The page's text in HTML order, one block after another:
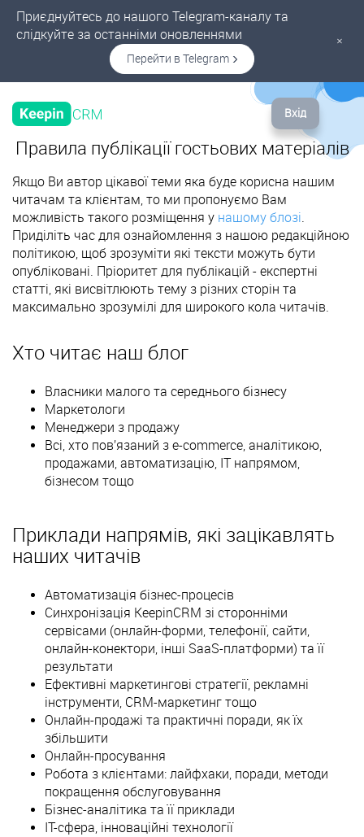
Приєднуйтесь до нашого Telegram-каналу та
слідкуйте за останніми оновленнями
Перейти в Telegram
×
Вхід
Правила публікації гостьових матеріалів
Якщо Ви автор цікавої теми яка буде корисна нашим
читачам та клієнтам, то ми пропонуємо Вам
можливість такого розміщення у нашому блозі.
Приділіть час для ознайомлення з нашою редакційною
політикою, щоб зрозуміти які тексти можуть бути
опубліковані. Пріоритет для публікацій - експертні
статті, які висвітлюють тему з різних сторін та
максимально зрозумілі для широкого кола читачів.
Хто читає наш блог
Власники малого та середнього бізнесу
Маркетологи
Менеджери з продажу
Всі, хто пов’язаний з e-commerce, аналітикою,
продажами, автоматизацію, ІТ напрямом,
бізнесом тощо
Приклади напрямів, які зацікавлять
наших читачів
Автоматизація бізнес-процесів
Синхронізація KeepinCRM зі сторонніми
сервісами (онлайн-форми, телефонії, сайти,
онлайн-конектори, інші SaaS-платформи) та її
результати
Ефективні маркетингові стратегії, рекламні
інструменти, CRM-маркетинг тощо
Онлайн-продажі та практичні поради, як їх
збільшити
Онлайн-просування
Робота з клієнтами: лайфхаки, поради, методи
покращення обслуговування
Бізнес-аналітика та її приклади
IT-сфера, інноваційні технології